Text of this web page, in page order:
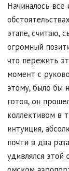
Начиналось все
этапе, считаю,
огромный
что пережить
момент с
этому, было бы
готов, он
коллективом в
интуиция,
почти в два
удивлялся этой